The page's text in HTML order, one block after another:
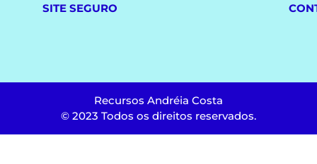
SITE SEGURO
Recursos Andréia Costa
© 2023 Todos os direitos reservados.